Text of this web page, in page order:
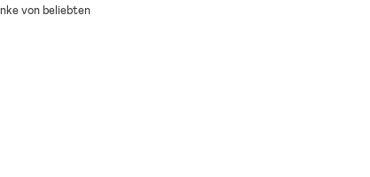
von beliebten